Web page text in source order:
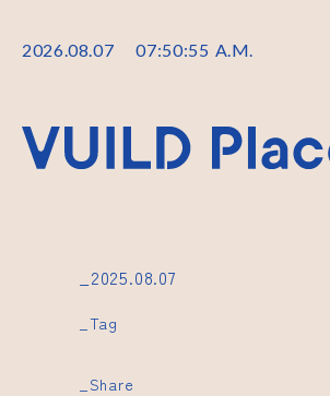
2026.08.07 07:50:56 A.M.
_2025.08.07
_Tag
_Share